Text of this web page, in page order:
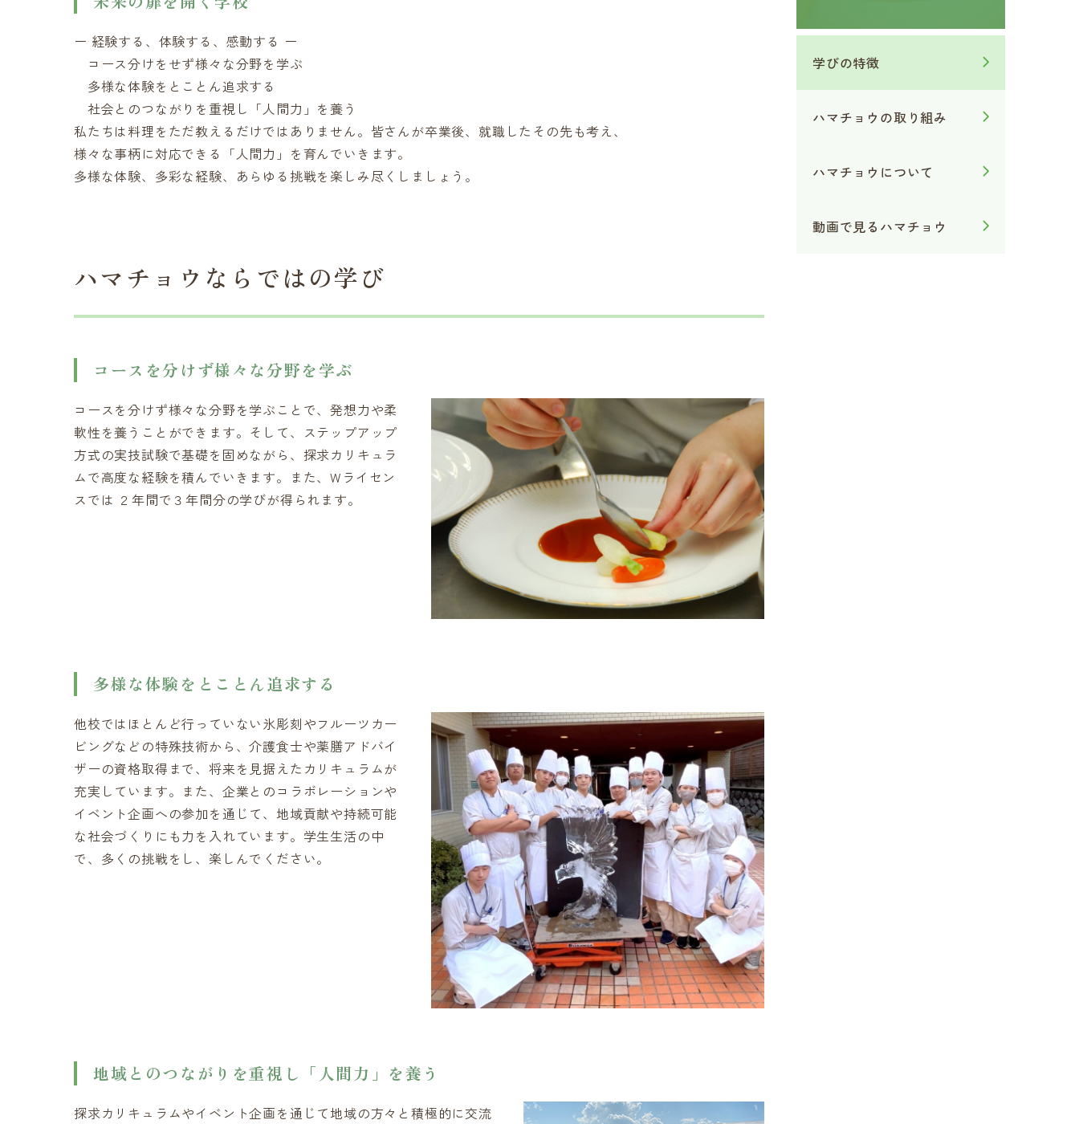
ー 経験する、体験する、感動する ー
コース分けをせず様々な分野を学ぶ
多様な体験をとことん追求する
社会とのつながりを重視し「人間力」を養う
私たちは料理をただ教えるだけではありません。皆さんが卒業後、就職したその先も考え、
様々な事柄に対応できる「人間力」を育んでいきます。
多様な体験、多彩な経験、あらゆる挑戦を楽しみ尽くしましょう。
ハマチョウならではの学び
コースを分けず様々な分野を学ぶ
コースを分けず様々な分野を学ぶことで、発想力や柔
軟性を養うことができます。そして、ステップアップ
方式の実技試験で基礎を固めながら、探求カリキュラ
ムで高度な経験を積んでいきます。また、Wライセン
スでは ２年間で３年間分の学びが得られます。
多様な体験をとことん追求する
他校ではほとんど行っていない氷彫刻やフルーツカー
ビングなどの特殊技術から、介護食士や薬膳アドバイ
ザーの資格取得まで、将来を見据えたカリキュラムが
充実しています。また、企業とのコラボレーションや
イベント企画への参加を通じて、地域貢献や持続可能
な社会づくりにも力を入れています。学生生活の中
で、多くの挑戦をし、楽しんでください。
地域とのつながりを重視し「人間力」を養う
探求カリキュラムやイベント企画を通じて地域の方々と積極的に交流
学びの特徴
ハマチョウの取り組み
ハマチョウについて
動画で見るハマチョウ